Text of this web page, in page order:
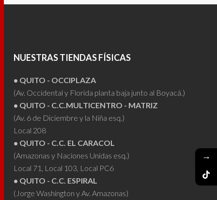
NUESTRAS TIENDAS FÍSICAS
• QUITO - OCCIPLAZA
(Av. Occidental y Florida planta baja junto al Boyacá.)
• QUITO - C.C.MULTICENTRO - MATRIZ
(Av. 6 de Diciembre y la Niña esq.)
Local 208
• QUITO - C.C. EL CARACOL
(Amazonas y Naciones Unidas esq.)
Local 71, Local 103, Local PC6
• QUITO - C.C. ESPIRAL
(Jorge Washington y Av. Amazonas)
→